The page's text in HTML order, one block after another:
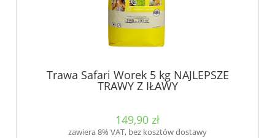
Trawa Safari Worek 5 kg NAJLEPSZE
TRAWY Z IŁAWY
149,90 zł
zawiera 8% VAT, bez kosztów dostawy